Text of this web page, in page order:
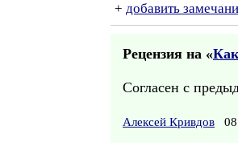
+ добавить
Рецензия на «
Согласен с
Алексей Кривдов